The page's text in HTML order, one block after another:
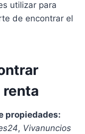
utilizar para
de encontrar el
propiedades:
, Vivanuncios